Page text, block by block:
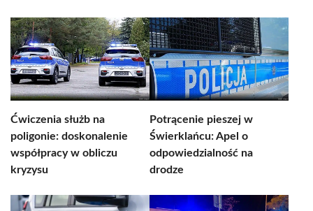
Ćwiczenia służb na
poligonie: doskonalenie
współpracy w obliczu
kryzysu
Potrącenie pieszej w
Świerklańcu: Apel o
odpowiedzialność na
drodze